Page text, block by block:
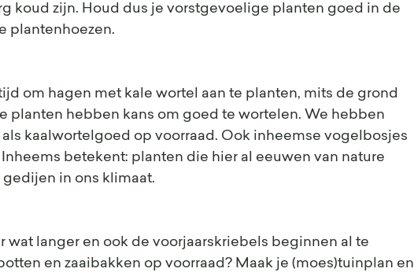
koud zijn. Houd dus je vorstgevoelige planten goed in de
plantenhoezen.
om hagen met kale wortel aan te planten, mits de grond
planten hebben kans om goed te wortelen. We hebben
kaalwortelgoed op voorraad. Ook inheemse vogelbosjes
betekent: planten die hier al eeuwen van nature
in ons klimaat.
wat langer en ook de voorjaarskriebels beginnen al te
en zaaibakken op voorraad? Maak je (moes)tuinplan en